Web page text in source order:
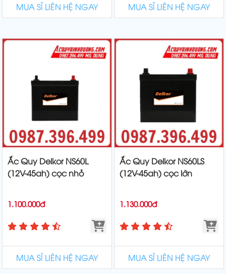
MUA SỈ LIÊN HỆ NGAY MUA SỈ LIÊN HỆ NGAY
Ắc Quy Delkor NS60L
(12V-45ah) cọc nhỏ
1.100.000đ
MUA SỈ LIÊN HỆ NGAY
Ắc Quy Delkor NS60LS
(12V-45ah) cọc lớn
1.130.000đ
MUA SỈ LIÊN HỆ NGAY